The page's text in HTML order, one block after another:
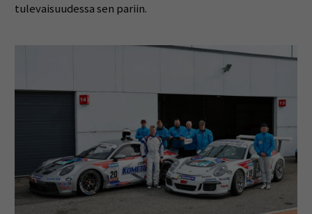
tulevaisuudessa sen pariin.